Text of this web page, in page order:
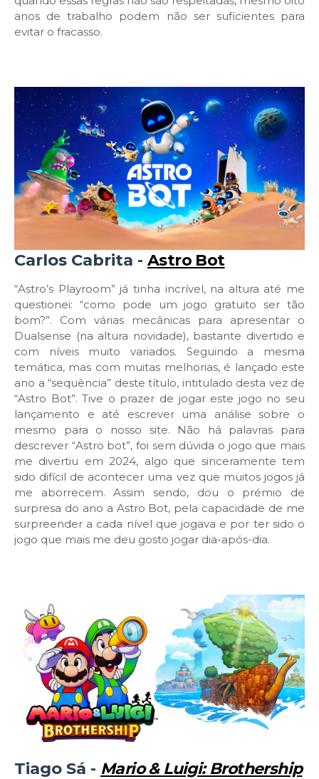
anos de trabalho podem não ser suficientes para
evitar o fracasso.
Carlos Cabrita - Astro Bot
“Astro’s Playroom” já tinha incrível, na altura até me
questionei: “como pode um jogo gratuito ser tão
bom?”. Com várias mecânicas para apresentar o
Dualsense (na altura novidade), bastante divertido e
com níveis muito variados. Seguindo a mesma
temática, mas com muitas melhorias, é lançado este
ano a “sequência” deste título, intitulado desta vez de
“Astro Bot”. Tive o prazer de jogar este jogo no seu
lançamento e até escrever uma análise sobre o
mesmo para o nosso site. Não há palavras para
descrever “Astro bot”, foi sem dúvida o jogo que mais
me divertiu em 2024, algo que sinceramente tem
sido difícil de acontecer uma vez que muitos jogos já
me aborrecem. Assim sendo, dou o prémio de
surpresa do ano a Astro Bot, pela capacidade de me
surpreender a cada nível que jogava e por ter sido o
jogo que mais me deu gosto jogar dia-após-dia.
Tiago Sá - Mario & Luigi: Brothership